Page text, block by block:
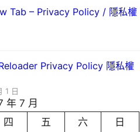
Tab – Privacy Policy / 隱私權
Privacy Policy 隱私權
1 日
年 7 月
四 五 六
日